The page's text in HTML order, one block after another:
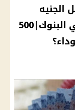
المصري اليوم 11 أكتوبر 2024 في البنوك|500